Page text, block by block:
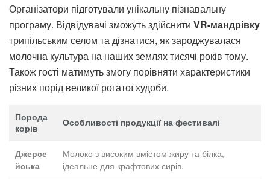
Організатори підготували унікальну пізнавальну
програму. Відвідувачі зможуть здійснити VR-мандрівку
трипільським селом та дізнатися, як зароджувалася
молочна культура на наших землях тисячі років тому.
Також гості матимуть змогу порівняти характеристики
різних порід великої рогатої худоби.
Порода
корів
Особливості продукції на фестивалі
Джерсе
йська
Молоко з високим вмістом жиру та білка,
ідеальне для крафтових сирів.